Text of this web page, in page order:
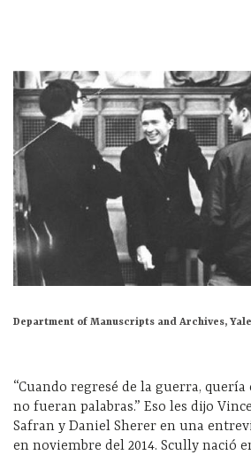
Department of Manuscripts and Archives,
“Cuando regresé de la guerra,
no fueran palabras.” Eso les dijo
Safran y Daniel Sherer en una
en noviembre del 2014. Scully nació